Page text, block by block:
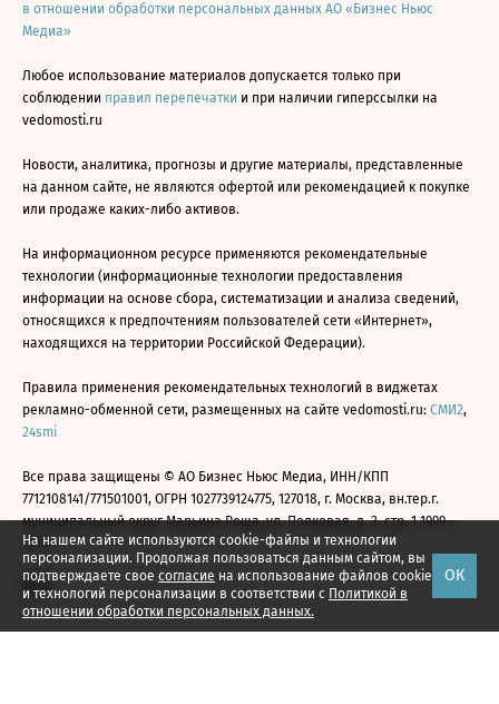
На нашем сайте используются cookie-файлы и технологии
персонализации. Продолжая пользоваться данным сайтом, вы
подтверждаете свое согласие на использование файлов cookie
и технологий персонализации в соответствии с Политикой в
отношении обработки персональных данных.
ОК
в отношении обработки персональных данных АО «Бизнес Ньюс
Медиа»
Любое использование материалов допускается только при
соблюдении правил перепечатки и при наличии гиперссылки на
vedomosti.ru
Новости, аналитика, прогнозы и другие материалы, представленные
на данном сайте, не являются офертой или рекомендацией к покупке
или продаже каких-либо активов.
На информационном ресурсе применяются рекомендательные
технологии (информационные технологии предоставления
информации на основе сбора, систематизации и анализа сведений,
относящихся к предпочтениям пользователей сети «Интернет»,
находящихся на территории Российской Федерации).
Правила применения рекомендательных технологий в виджетах
рекламно-обменной сети, размещенных на сайте vedomosti.ru: СМИ2,
24smi
Все права защищены © АО Бизнес Ньюс Медиа, ИНН/КПП
7712108141/771501001, ОГРН 1027739124775, 127018, г. Москва, вн.тер.г.
муниципальный округ Марьина Роща, ул. Полковая, д. 3, стр. 1 1999—
2026